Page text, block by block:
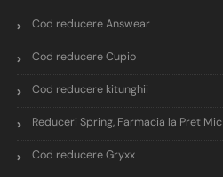
Cod reducere Answear
Cod reducere Cupio
Cod reducere kitunghii
Reduceri Spring, Farmacia la Pret Mic
Cod reducere Gryxx